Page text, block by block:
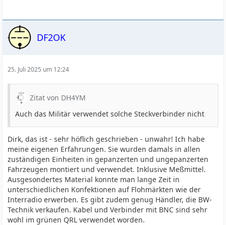
DF2OK
25. Juli 2025 um 12:24
Zitat von DH4YM
Auch das Militär verwendet solche Steckverbinder nicht
Dirk, das ist - sehr höflich geschrieben - unwahr! Ich habe
meine eigenen Erfahrungen. Sie wurden damals in allen
zuständigen Einheiten in gepanzerten und ungepanzerten
Fahrzeugen montiert und verwendet. Inklusive Meßmittel.
Ausgesondertes Material konnte man lange Zeit in
unterschiedlichen Konfektionen auf Flohmärkten wie der
Interradio erwerben. Es gibt zudem genug Händler, die BW-
Technik verkaufen. Kabel und Verbinder mit BNC sind sehr
wohl im grünen QRL verwendet worden.